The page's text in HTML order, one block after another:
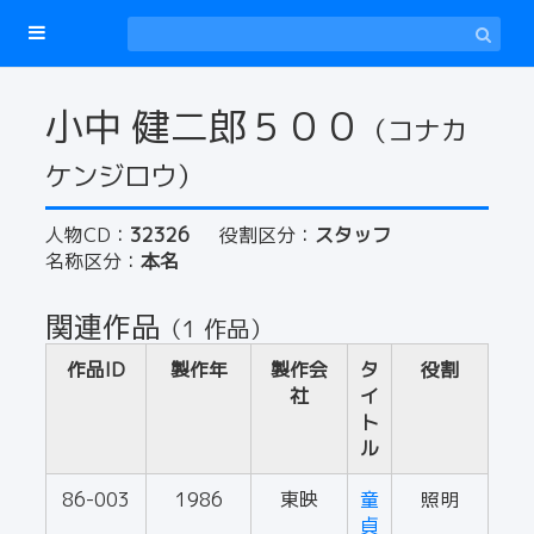
小中 健二郎５００
（コナカ
ケンジロウ）
人物CD： 32326 役割区分： スタッフ
名称区分： 本名
関連作品 （1 作品）
作品ID 製作年
製作会
社
タ
イ
ト
ル
役割
86-003 1986 東映
童
貞
照明